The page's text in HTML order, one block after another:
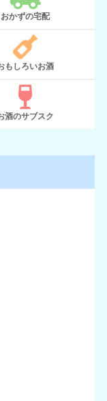
おかずの宅配
もしろいお酒
酒のサブスク